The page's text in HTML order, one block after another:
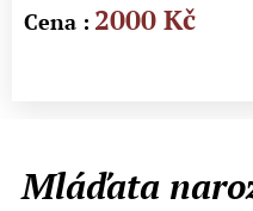
Cena : 2000 Kč
Mláďata